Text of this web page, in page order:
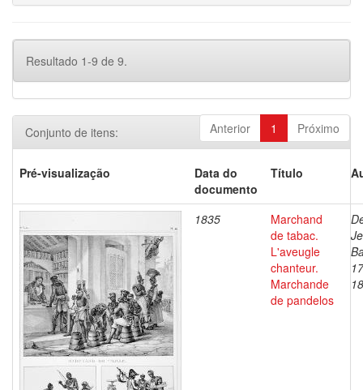
Resultado 1-9 de 9.
Anterior 1 Próximo
Conjunto de itens:
Pré-visualização
Data do
documento
Título
1835
Marchand
de tabac.
L'aveugle
chanteur.
Marchande
de pandelos